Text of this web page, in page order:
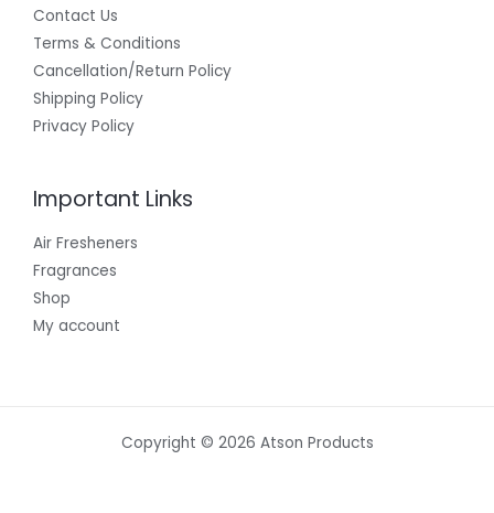
Contact Us
Terms & Conditions
Cancellation/Return Policy
Shipping Policy
Privacy Policy
Important Links
Air Fresheners
Fragrances
Shop
My account
Copyright © 2026 Atson Products